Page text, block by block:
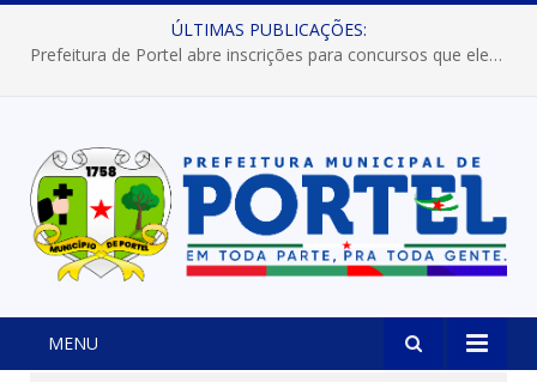
ÚLTIMAS PUBLICAÇÕES:
Prefeitura de Portel abre inscrições para concursos que elegerão os destaques do Verão 2026
MENU